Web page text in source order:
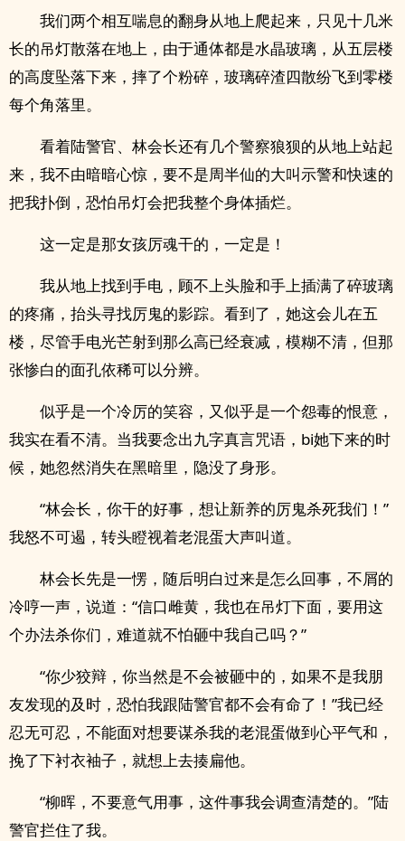
我们两个相互喘息的翻身从地上爬起来，只见十几米
长的吊灯散落在地上，由于通体都是水晶玻璃，从五层楼
的高度坠落下来，摔了个粉碎，玻璃碎渣四散纷飞到零楼
每个角落里。
看着陆警官、林会长还有几个警察狼狈的从地上站起
来，我不由暗暗心惊，要不是周半仙的大叫示警和快速的
把我扑倒，恐怕吊灯会把我整个身体插烂。
这一定是那女孩厉魂干的，一定是！
我从地上找到手电，顾不上头脸和手上插满了碎玻璃
的疼痛，抬头寻找厉鬼的影踪。看到了，她这会儿在五
楼，尽管手电光芒射到那么高已经衰减，模糊不清，但那
张惨白的面孔依稀可以分辨。
似乎是一个冷厉的笑容，又似乎是一个怨毒的恨意，
我实在看不清。当我要念出九字真言咒语，bi她下来的时
候，她忽然消失在黑暗里，隐没了身形。
“林会长，你干的好事，想让新养的厉鬼杀死我们！”
我怒不可遏，转头瞪视着老混蛋大声叫道。
林会长先是一愣，随后明白过来是怎么回事，不屑的
冷哼一声，说道：“信口雌黄，我也在吊灯下面，要用这
个办法杀你们，难道就不怕砸中我自己吗？”
“你少狡辩，你当然是不会被砸中的，如果不是我朋
友发现的及时，恐怕我跟陆警官都不会有命了！”我已经
忍无可忍，不能面对想要谋杀我的老混蛋做到心平气和，
挽了下衬衣袖子，就想上去揍扁他。
“柳晖，不要意气用事，这件事我会调查清楚的。”陆
警官拦住了我。